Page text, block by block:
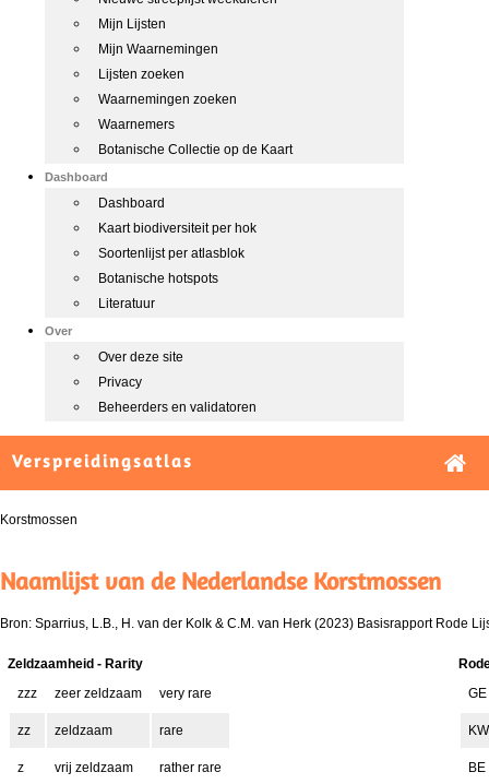
Mijn Lijsten
Mijn Waarnemingen
Lijsten zoeken
Waarnemingen zoeken
Waarnemers
Botanische Collectie op de Kaart
Dashboard
Dashboard
Kaart biodiversiteit per hok
Soortenlijst per atlasblok
Botanische hotspots
Literatuur
Over
Over deze site
Privacy
Beheerders en validatoren
Verspreidingsatlas
Korstmossen
Naamlijst van de Nederlandse Korstmossen
Bron: Sparrius, L.B., H. van der Kolk & C.M. van Herk (2023) Basisrapport Rode
Zeldzaamheid - Rarity
zzz
zeer zeldzaam very rare
zz zeldzaam rare
z vrij zeldzaam rather rare
GE
KW
BE